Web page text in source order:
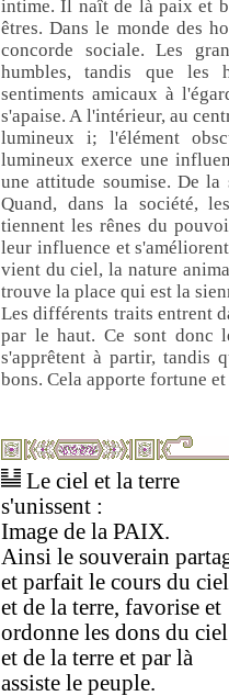
intime. Il naît de là paix et
êtres. Dans le monde des
concorde sociale. Les
humbles, tandis que les
sentiments amicaux à
s'apaise. A l'intérieur, au
lumineux i; l'élément
lumineux exerce une
une attitude soumise. De
Quand, dans la société,
tiennent les rênes du
leur influence et
vient du ciel, la nature
trouve la place qui est la
Les différents traits entrent
par le haut. Ce sont donc
s'apprêtent à partir, tandis
bons. Cela apporte fortune et
Le ciel et la terre
s'unissent :
Image de la PAIX.
Ainsi le souverain
et parfait le cours du ciel
et de la terre, favorise et
ordonne les dons du ciel
et de la terre et par là
assiste le peuple.